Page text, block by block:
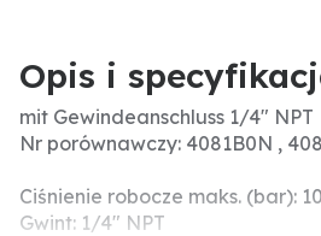
Opis i
mit Gewindeanschluss 1/4" NPT
Nr porównawczy: 4081B0N ,
Ciśnienie robocze maks. (bar): 10
Gwint: 1/4" NPT